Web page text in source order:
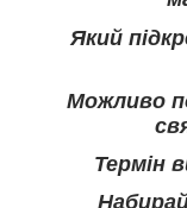
Який
Можливо
Термін